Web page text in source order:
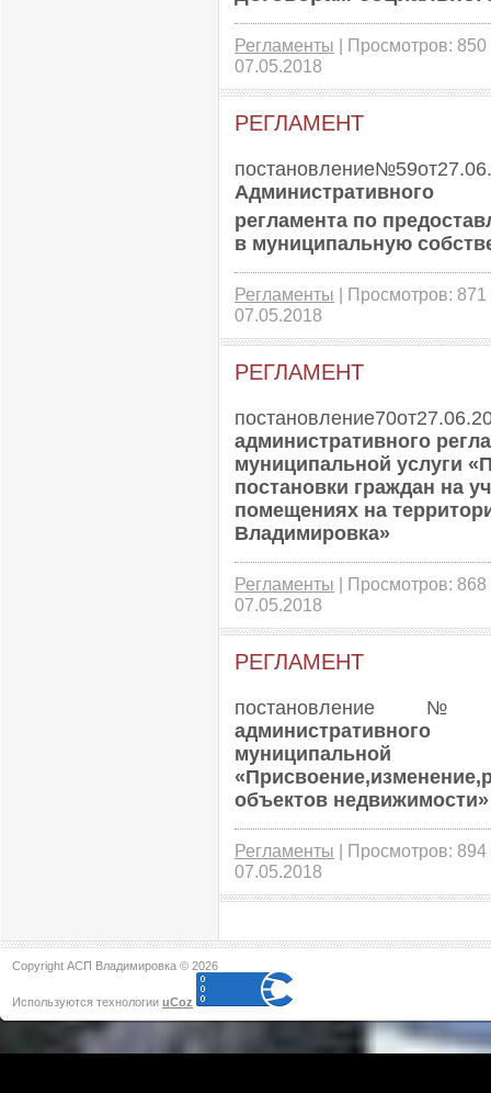
Регламенты | Просмотров:
07.05.2018
РЕГЛАМЕНТ
Административного
регламента по
в муниципальную
Регламенты | Просмотров:
07.05.2018
РЕГЛАМЕНТ
административного
муниципальной услуги
постановки граждан на
помещениях на
Владимировка»
Регламенты | Просмотров:
07.05.2018
РЕГЛАМЕНТ
административного
«Присвое
объектов недвижимости»
Регламенты | Просмотров:
07.05.2018
Copyright АСП Владимировка © 2026
Используются технологии uCoz